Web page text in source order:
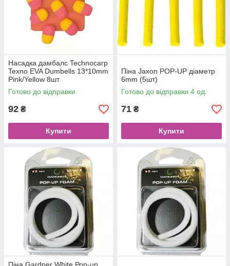
Насадка дамбалс Technocarp
Texno EVA Dumbells 13*10mm
Pink/Yellow 8шт
Готово до відправки
92 ₴
Купити
Піна Jaxon POP-UP діаметр
6mm (5шт)
Готово до відправки 4 од.
71 ₴
Купити